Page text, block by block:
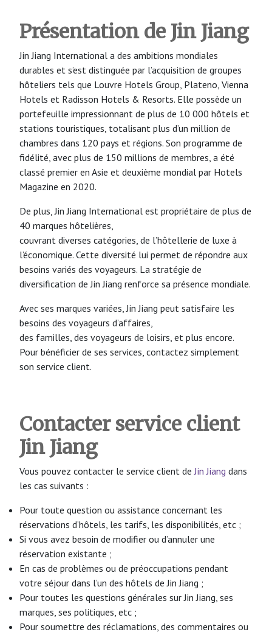
Présentation de Jin Jiang
Jin Jiang International a des ambitions mondiales
durables et s’est distinguée par l’acquisition de groupes
hôteliers tels que Louvre Hotels Group, Plateno, Vienna
Hotels et Radisson Hotels & Resorts. Elle possède un
portefeuille impressionnant de plus de 10 000 hôtels et
stations touristiques, totalisant plus d’un million de
chambres dans 120 pays et régions. Son programme de
fidélité, avec plus de 150 millions de membres, a été
classé premier en Asie et deuxième mondial par Hotels
Magazine en 2020.
De plus, Jin Jiang International est propriétaire de plus de
40 marques hôtelières,
couvrant diverses catégories, de l’hôtellerie de luxe à
l’économique. Cette diversité lui permet de répondre aux
besoins variés des voyageurs. La stratégie de
diversification de Jin Jiang renforce sa présence mondiale.
Avec ses marques variées, Jin Jiang peut satisfaire les
besoins des voyageurs d’affaires,
des familles, des voyageurs de loisirs, et plus encore.
Pour bénéficier de ses services, contactez simplement
son service client.
Contacter service client
Jin Jiang
Vous pouvez contacter le service client deJin Jiang dans
les cas suivants :
Pour toute question ou assistance concernant les
réservations d’hôtels, les tarifs, les disponibilités, etc ;
Si vous avez besoin de modifier ou d’annuler une
réservation existante ;
En cas de problèmes ou de préoccupations pendant
votre séjour dans l’un des hôtels de Jin Jiang ;
Pour toutes les questions générales sur Jin Jiang, ses
marques, ses politiques, etc ;
Pour soumettre des réclamations, des commentaires ou